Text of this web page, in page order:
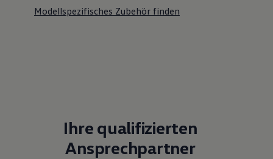
Modellspezifisches Zubehör finden
Ihre qualifizierten
Ansprechpartner